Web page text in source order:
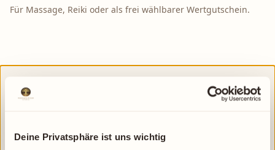
Deine Privatsphäre ist uns wichtig
Für Massage, Reiki oder als frei wählbarer Wertgutschein.
Unsere Angebote